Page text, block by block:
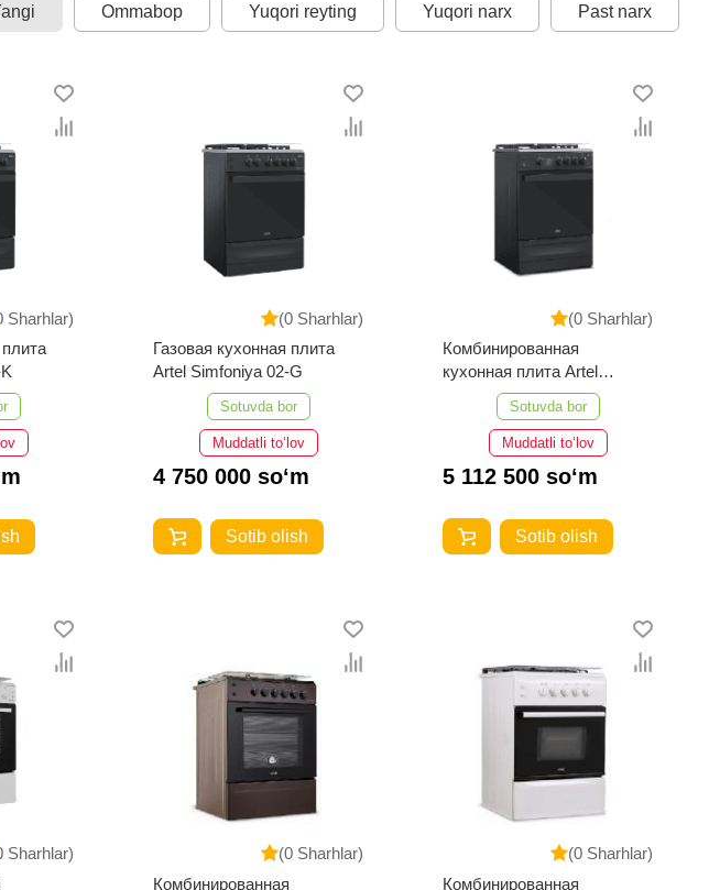
Ommabop Yuqori reyting Yuqori narx Past narx
Sharhlar)
(0 Sharhlar)
Газовая кухонная плита
Artel Simfoniya 02-G
Sotuvda bor
Muddatli to‘lov
4 750 000 so‘m
Sotib olish
(0 Sharhlar)
Комбинированная
кухонная плита Artel
Simfoniya 04-E
Sotuvda bor
Muddatli to‘lov
5 112 500 so‘m
Sotib olish
Sharhlar)
(0 Sharhlar)
Комбинированная
(0 Sharhlar)
Комбинированная